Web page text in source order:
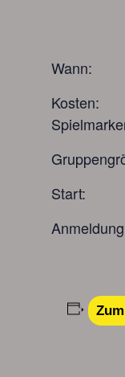
Wann:
Kosten: €
Start: